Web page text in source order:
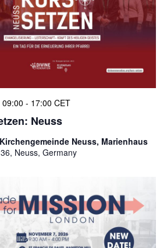
Neuss
- 17:00 CET
Neuss, Marienhaus
Neuss, Germany